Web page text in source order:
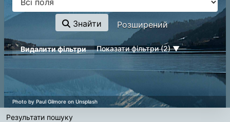
Знайти Розширений
page_reload_on_deselect_hint
Видалити фільтри Показати фільтри (2)
Результати пошуку